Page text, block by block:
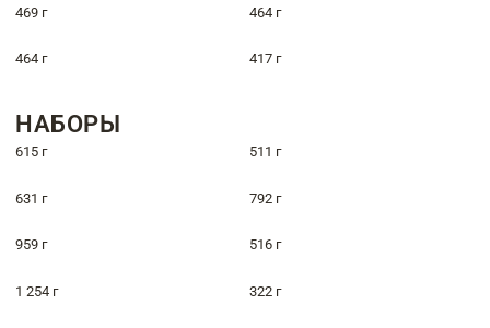
469 г 464 г
464 г 417 г
НАБОРЫ
615 г 511 г
631 г 792 г
959 г 516 г
1 254 г 322 г